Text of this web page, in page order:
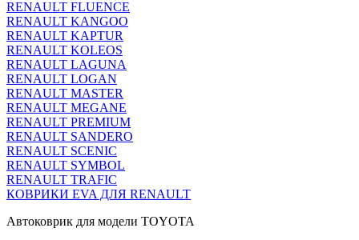
RENAULT FLUENCE
RENAULT KANGOO
RENAULT KAPTUR
RENAULT KOLEOS
RENAULT LAGUNA
RENAULT LOGAN
RENAULT MASTER
RENAULT MEGANE
RENAULT PREMIUM
RENAULT SANDERO
RENAULT SCENIC
RENAULT SYMBOL
RENAULT TRAFIC
КОВРИКИ EVA ДЛЯ RENAULT
Автоковрик для модели TOYOTA